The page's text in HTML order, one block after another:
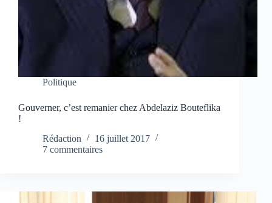
Politique
Gouverner, c’est remanier chez Abdelaziz Bouteflika
!
Rédaction
16 juillet 2017
7 commentaires